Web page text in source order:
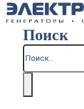
Поиск